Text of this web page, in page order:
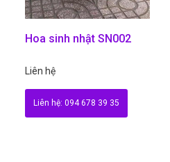
Hoa sinh nhật SN002
Liên hệ
Liên hệ: 094 678 39 35